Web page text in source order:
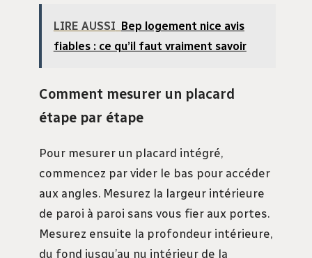
LIRE AUSSI Bep logement nice avis
fiables : ce qu’il faut vraiment savoir
Comment mesurer un placard
étape par étape
Pour mesurer un placard intégré,
commencez par vider le bas pour accéder
aux angles. Mesurez la largeur intérieure
de paroi à paroi sans vous fier aux portes.
Mesurez ensuite la profondeur intérieure,
du fond jusqu’au nu intérieur de la